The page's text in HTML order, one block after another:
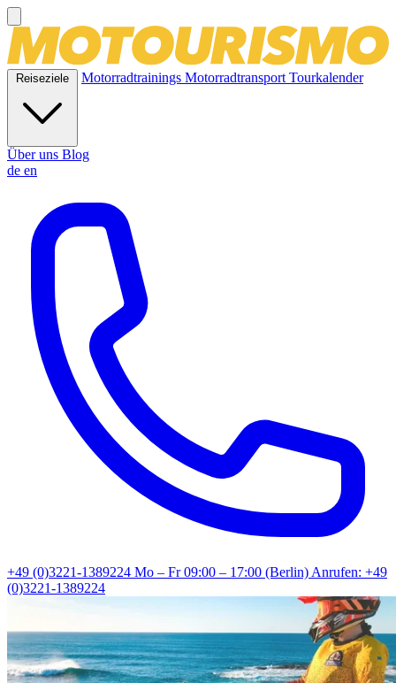
Reiseziele Motorradtrainings MotorradtransportTourkalender
Über uns Blog
de en
+49 (0)3221-1389224 Mo – Fr 09:00 – 17:00 (Berlin)Anrufen: +49
(0)3221-1389224